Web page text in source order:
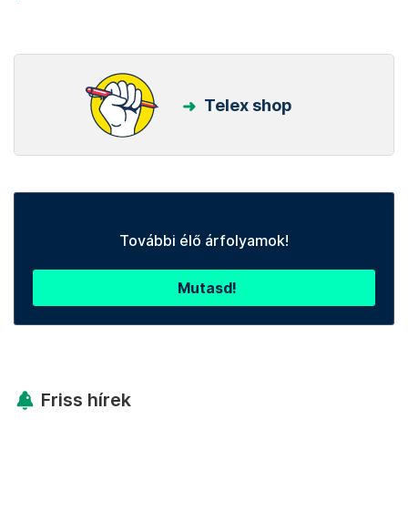
Telex shop
További élő árfolyamok!
Mutasd!
Friss hírek